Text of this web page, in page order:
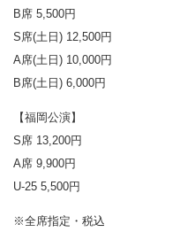
B席 5,500円
S席(土日) 12,500円
A席(土日) 10,000円
B席(土日) 6,000円
【福岡公演】
S席 13,200円
A席 9,900円
U-25 5,500円
※全席指定・税込